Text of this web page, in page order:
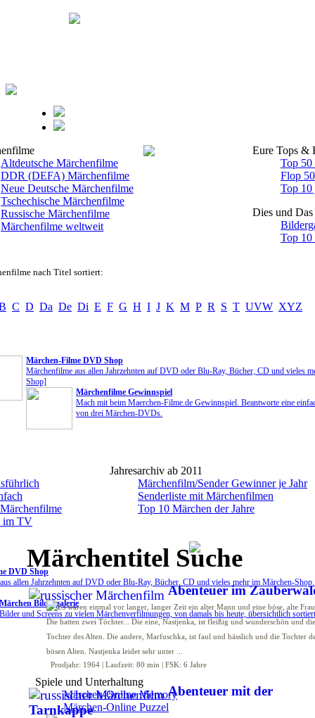
Altdeutsche Märchenfilme
DDR (DEFA) Märchenfilme
Neue Deutsche Märchenfilme
Tschechische Märchenfilme
Russische Märchenfilme
Märchenfilme weltweit
Eure Tops &
Top 50
Flop
Top 10
Dies und Das
Top
nach Titel sortiert:
C D Da De Di E F G H I J K M P R S T UVW XYZ
Märchen-Filme DVD Shop
Märchenfilme aus allen Jahrzehnten auf DVD oder Blu-Ray, Bücher, CD und vieles
Shop]
Märchenfilme Gewinnspiel
Mach mit beim Maerchen-Filme.de Gewinnspiel. Beantworte eine
von drei Märchen-DVDs.
im TV
Jahresarchiv ab 2011
Märchenfilm/Sender Gewinner je Jahr
Senderliste mit Märchenfilmen
Top 10 Märchen der Jahre
DVD Shop
allen Jahrzehnten auf DVD oder Blu-Ray, Bücher, CD und vieles mehr im Märchen-
Märchen Bildergalerie
Bilder und Screens zu vielen Märchenverfilmungen, von damals bis heute, übersichtlich
Spiele und Unterhaltung
Märchen-Online Memory
Märchen-Online Puzzel
Märchentitel Suche
Abenteuer im
Prodjahr: 1964 | Laufzeit: 80 min | FSK: 6 Jahre
Abenteuer mit der
Tarnkappe